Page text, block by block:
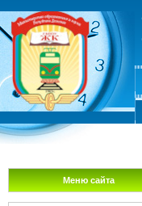
Меню сайта